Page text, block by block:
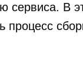
сервиса. В
процесс